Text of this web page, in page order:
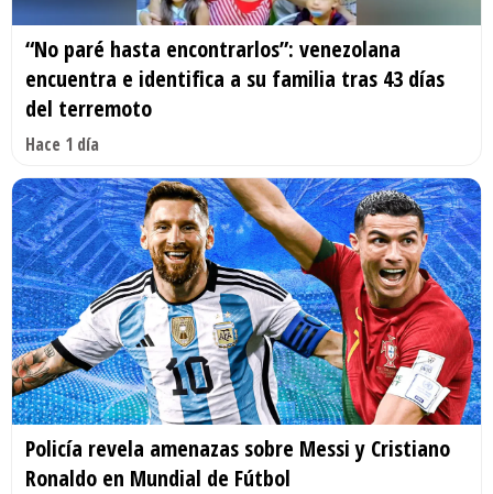
“No paré hasta encontrarlos”: venezolana
encuentra e identifica a su familia tras 43 días
del terremoto
Hace 1 día
Policía revela amenazas sobre Messi y Cristiano
Ronaldo en Mundial de Fútbol